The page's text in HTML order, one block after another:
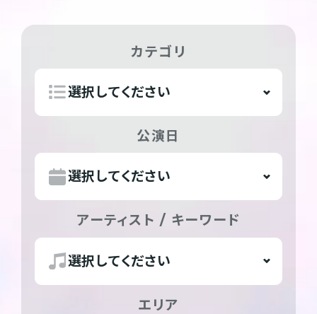
カテゴリ
公演日
アーティスト / キーワード
エリア